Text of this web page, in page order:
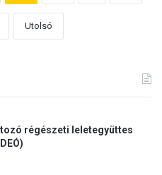
Utolsó
régészeti leletegyüttes